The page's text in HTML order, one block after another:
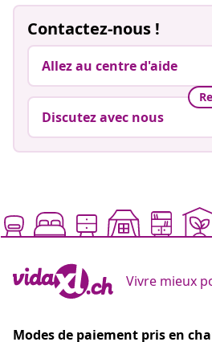
Contactez-nous !
Allez au centre d'aide
Discutez avec nous
Vivre mieux
Modes de paiement pris en